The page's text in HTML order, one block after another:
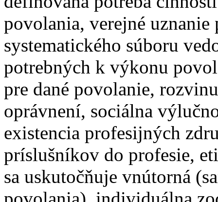
povolania, verejné
systematického súboru
potrebných k výkonu
pre dané povolanie,
oprávnení, sociálna
existencia profesijných
príslušníkov do profesie,
sa uskutočňuje vnútorná